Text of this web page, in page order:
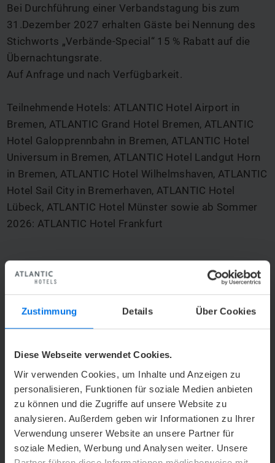
Zustimmung Details Über Cookies
Diese Webseite verwendet Cookies.
Wir verwenden Cookies, um Inhalte und Anzeigen zu
personalisieren, Funktionen für soziale Medien anbieten
zu können und die Zugriffe auf unsere Website zu
analysieren. Außerdem geben wir Informationen zu Ihrer
Verwendung unserer Website an unsere Partner für
soziale Medien, Werbung und Analysen weiter. Unsere
Bei Durchführung einer Verbandstagung bis zum
31.Dezember 2027 erhalten Gäste bei Nennung des
Stichworts „Verbände-Special“ 15 % Rabatt auf die
Übernachtungsrate.
Auf Anfrage und nach Verfügbarkeit.
Teilnehmende Hotels: ATLANTIC Hotel Airport in
Bremen, ATLANTIC Grand Hotel Bremen, ATLANTIC
Hotel Galopprennbahn in Bremen, ATLANTIC Hotel
Universum in Bremen, ATLANTIC Hotel Landgut Horn
in Bremen, ATLANTIC Hotel Wilhelmshaven, ATLANTIC
Hotel Sail City in Bremerhaven, ATLANTIC Hotel
Lübeck, ATLANTIC Hotel Münster sowie ab Sommer
2026: ATLANTIC Hotel Frankfurt
t voriger Eintrag Zurück zur Übersicht
V
PREISE & INFORMATIONEN
129,00 €
* Gilt nur für zukünftige Anfragen. Buchungszeitraum: 26. Februar
bis 30. Juni 2026.
Bei Durchführung einer Verbandstagung bis zum 31. Dezember
2027 erhalten Gäste bei Nennung des Stichworts „Verbände-